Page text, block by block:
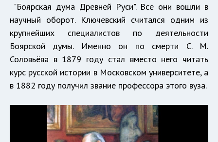
"Боярская дума Древней Руси". Все они вошли в
научный оборот. Ключевский считался одним из
крупнейших специалистов по деятельности
Боярской думы. Именно он по смерти С. М.
Соловьёва в 1879 году стал вместо него читать
курс русской истории в Московском университете, а
в 1882 году получил звание профессора этого вуза.